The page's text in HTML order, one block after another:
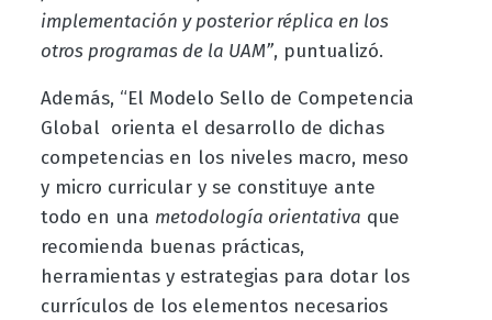
implementación y posterior réplica en los
otros programas de la UAM”, puntualizó.
Además, “El Modelo Sello de Competencia
Global orienta el desarrollo de dichas
competencias en los niveles macro, meso
y micro curricular y se constituye ante
todo en una metodología orientativa que
recomienda buenas prácticas,
herramientas y estrategias para dotar los
currículos de los elementos necesarios